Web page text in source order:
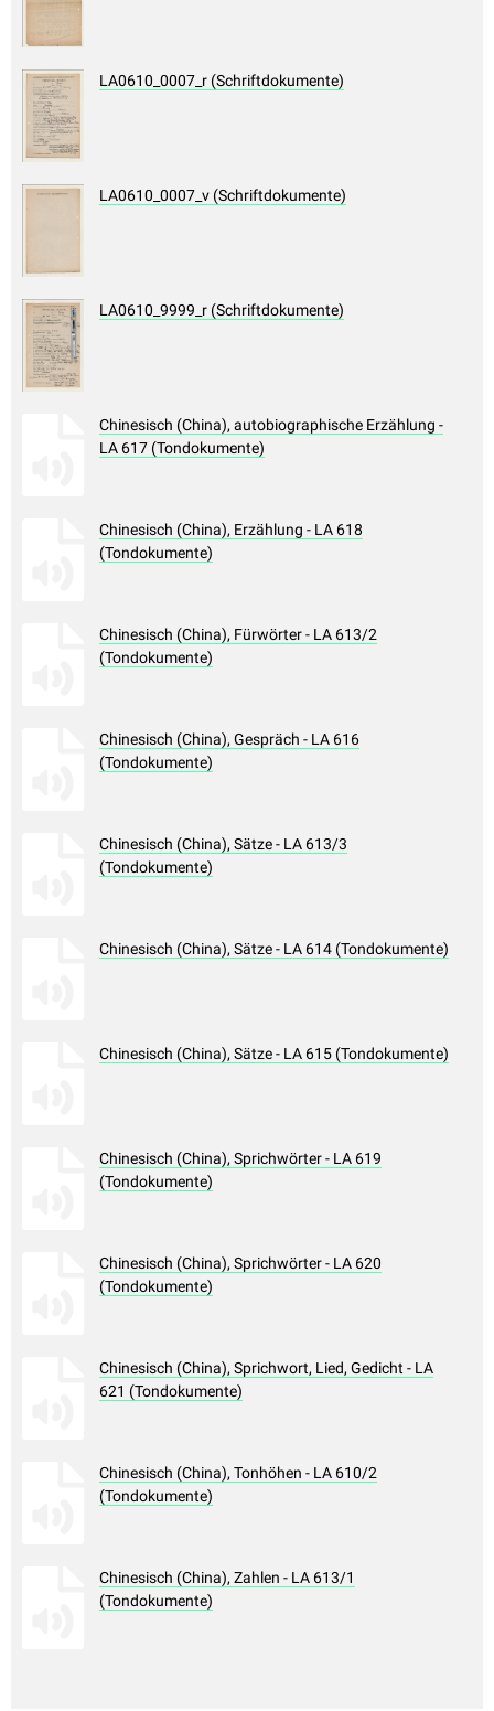
LA0610_0007_r (Schriftdokumente)
LA0610_0007_v (Schriftdokumente)
LA0610_9999_r (Schriftdokumente)
Chinesisch (China), autobiographische Erzählung -
LA 617 (Tondokumente)
Chinesisch (China), Erzählung - LA 618
(Tondokumente)
Chinesisch (China), Fürwörter - LA 613/2
(Tondokumente)
Chinesisch (China), Gespräch - LA 616
(Tondokumente)
Chinesisch (China), Sätze - LA 613/3
(Tondokumente)
Chinesisch (China), Sätze - LA 614 (Tondokumente)
Chinesisch (China), Sätze - LA 615 (Tondokumente)
Chinesisch (China), Sprichwörter - LA 619
(Tondokumente)
Chinesisch (China), Sprichwörter - LA 620
(Tondokumente)
Chinesisch (China), Sprichwort, Lied, Gedicht - LA
621 (Tondokumente)
Chinesisch (China), Tonhöhen - LA 610/2
(Tondokumente)
Chinesisch (China), Zahlen - LA 613/1
(Tondokumente)